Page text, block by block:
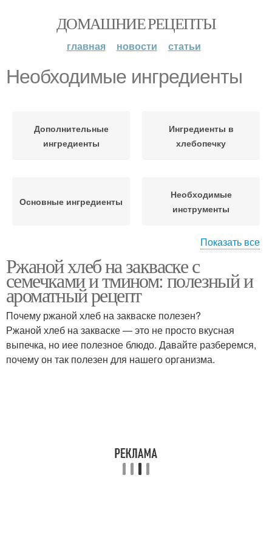
ДОМАШНИЕ РЕЦЕПТЫ
главная новости статьи
Необходимые ингредиенты
Дополнительные
ингредиенты
Ингредиенты в
хлебопечку
Основные ингредиенты
Необходимые
инструменты
Ингредиенты для
овощи-гриль
домашний хлеб
Показать все
Ржаной хлеб на закваске с
семечками и тмином: полезный и
ароматный рецепт
Почему ржаной хлеб на закваске полезен?
Ржаной хлеб на закваске — это не просто вкусная
выпечка, но иее полезное блюдо. Давайте разберемся,
почему он так полезен для нашего организма.